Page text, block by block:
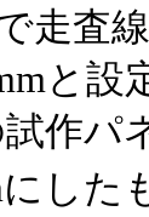
走査
と設
試作パ
した